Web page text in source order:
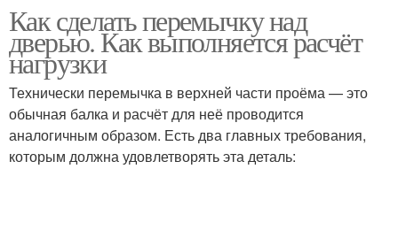
Перемычки для стен Дверные перемычки
Как сделать перемычку над
дверью. Как выполняется расчёт
нагрузки
Технически перемычка в верхней части проёма — это
обычная балка и расчёт для неё проводится
аналогичным образом. Есть два главных требования,
которым должна удовлетворять эта деталь: